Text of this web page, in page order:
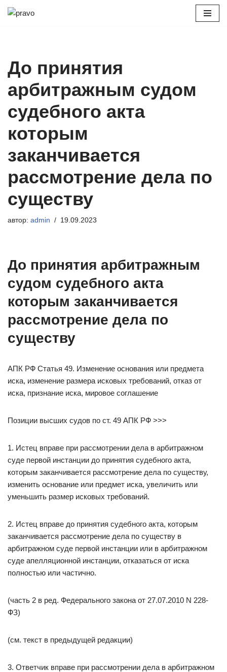
До принятия
арбитражным судом
судебного акта
которым
заканчивается
рассмотрение дела по
существу
автор: admin 19.09.2023
До принятия арбитражным
судом судебного акта
которым заканчивается
рассмотрение дела по
существу
АПК РФ Статья 49. Изменение основания или предмета
иска, изменение размера исковых требований, отказ от
иска, признание иска, мировое соглашение
Позиции высших судов по ст. 49 АПК РФ >>>
1. Истец вправе при рассмотрении дела в арбитражном
суде первой инстанции до принятия судебного акта,
которым заканчивается рассмотрение дела по существу,
изменить основание или предмет иска, увеличить или
уменьшить размер исковых требований.
2. Истец вправе до принятия судебного акта, которым
заканчивается рассмотрение дела по существу в
арбитражном суде первой инстанции или в арбитражном
суде апелляционной инстанции, отказаться от иска
полностью или частично.
(часть 2 в ред. Федерального закона от 27.07.2010 N 228-
ФЗ)
(см. текст в предыдущей редакции)
3. Ответчик вправе при рассмотрении дела в арбитражном